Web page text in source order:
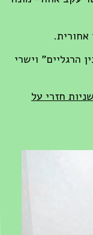
הרגליים" וישרי
בתנוחת המתיחה כ-20 שניות חזרי על